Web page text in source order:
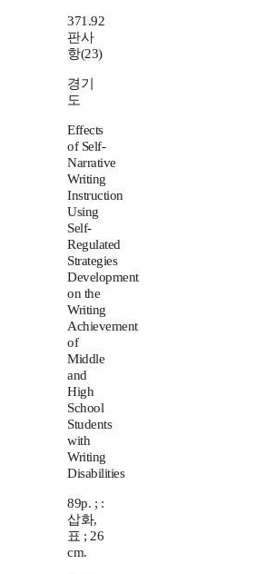
371.92
판사
항(23)
경기
도
Effects
of Self-
Narrative
Writing
Instruction
Using
Self-
Regulated
Strategies
Development
on the
Writing
Achievement
of
Middle
and
High
School
Students
with
Writing
Disabilities
89p. ; :
삽화,
표 ; 26
cm.